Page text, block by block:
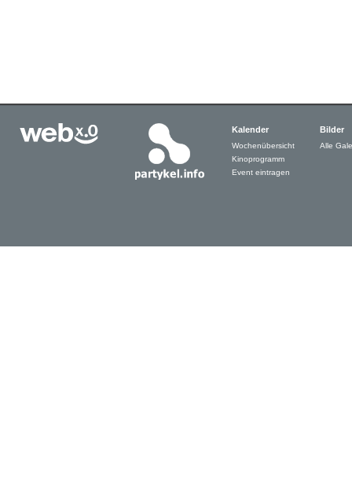
Kalender
Wochenübersicht
Kinoprogramm
Event eintragen
Bilder
Alle